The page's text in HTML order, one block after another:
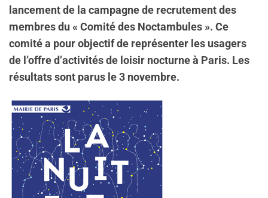
lancement de la campagne de recrutement des
membres du « Comité des Noctambules ». Ce
comité a pour objectif de représenter les usagers
de l’offre d’activités de loisir nocturne à Paris. Les
résultats sont parus le 3 novembre.